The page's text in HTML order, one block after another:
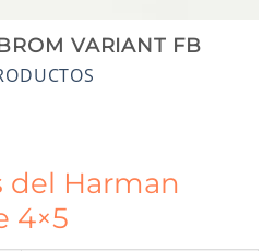
VARIANT FB
del Harman
4×5